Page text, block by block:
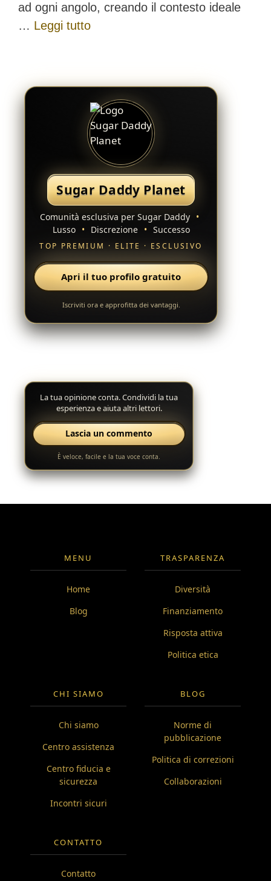
ad ogni angolo, creando il contesto ideale
… Leggi tutto
Sugar Daddy Planet
Comunità esclusiva per Sugar Daddy •
Lusso • Discrezione • Successo
TOP PREMIUM · ELITE · ESCLUSIVO
Apri il tuo profilo gratuito
Iscriviti ora e approfitta dei vantaggi.
La tua opinione conta. Condividi la tua
esperienza e aiuta altri lettori.
Lascia un commento
È veloce, facile e la tua voce conta.
MENU
Home
Blog
TRASPARENZA
Diversità
Finanziamento
Risposta attiva
Politica etica
CHI SIAMO
Chi siamo
Centro assistenza
Centro fiducia e
sicurezza
Incontri sicuri
BLOG
Norme di
pubblicazione
Politica di correzioni
Collaborazioni
CONTATTO
Contatto